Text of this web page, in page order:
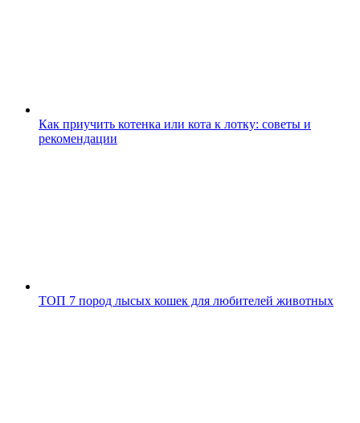
Как приучить котенка или кота к лотку: советы и
рекомендации
ТОП 7 пород лысых кошек для любителей животных